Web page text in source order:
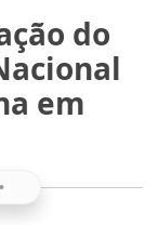
do
em